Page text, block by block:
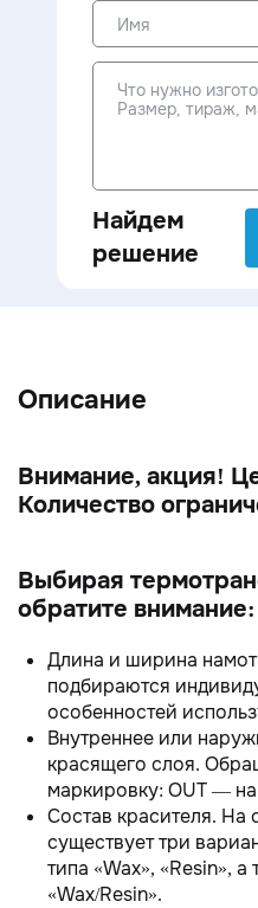
Найдем
решение
Описание
Внимание, акция!
Количество
Выбирая
обратите внимание:
Длина и ширина
подбираются
особенностей
Внутреннее или
красящего слоя.
маркировку: OUT —
Состав красителя. На
существует три
типа «Wax», «Resin»,
«Wax/Resin».